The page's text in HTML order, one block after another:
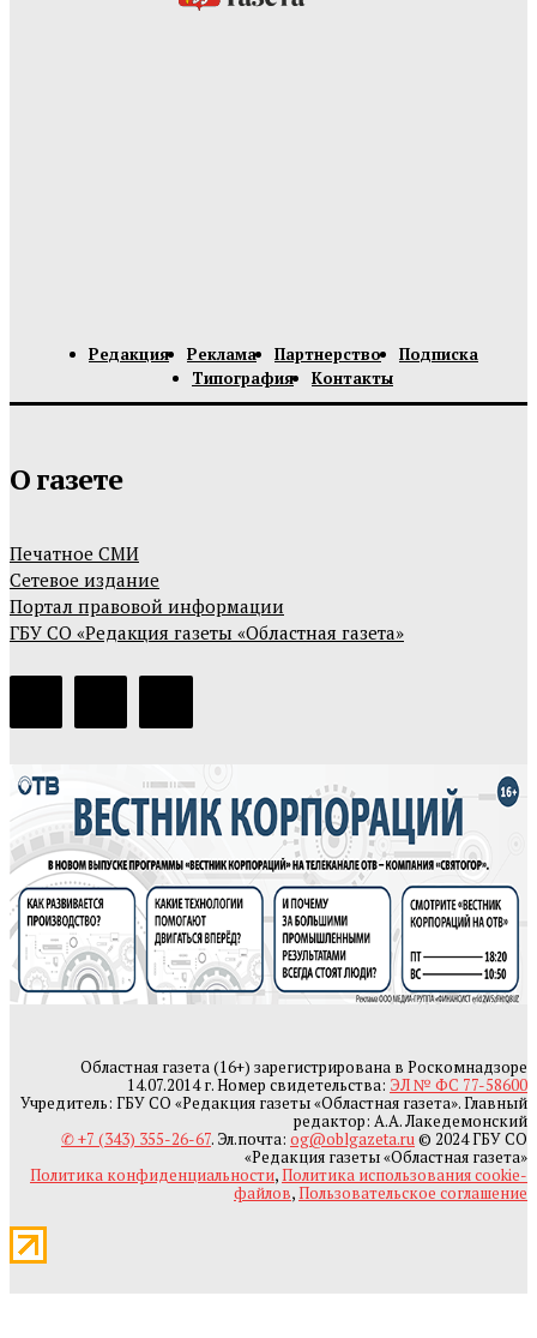
Редакция Реклама Партнерство
Подписка
Типография
Контакты
О газете
Печатное СМИ
Сетевое издание
Портал правовой информации
ГБУ СО «Редакция газеты «Областная газета»
Областная газета (16+) зарегистрирована в Роскомнадзоре
14.07.2014 г. Номер свидетельства: ЭЛ № ФС 77-58600
Учредитель: ГБУ СО «Редакция газеты «Областная газета». Главный
редактор: А.А. Лакедемонский
✆ +7 (343) 355-26-67. Эл.почта: og@oblgazeta.ru© 2024 ГБУ СО
«Редакция газеты «Областная газета»
Политика конфиденциальности,Политика использования cookie-
файлов,Пользовательское соглашение